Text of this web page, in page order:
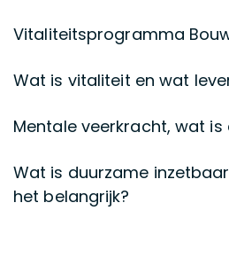
Vitaliteitsprogramma
Wat is vitaliteit en wat
Mentale veerkracht, wat
Wat is duurzame
het belangrijk?